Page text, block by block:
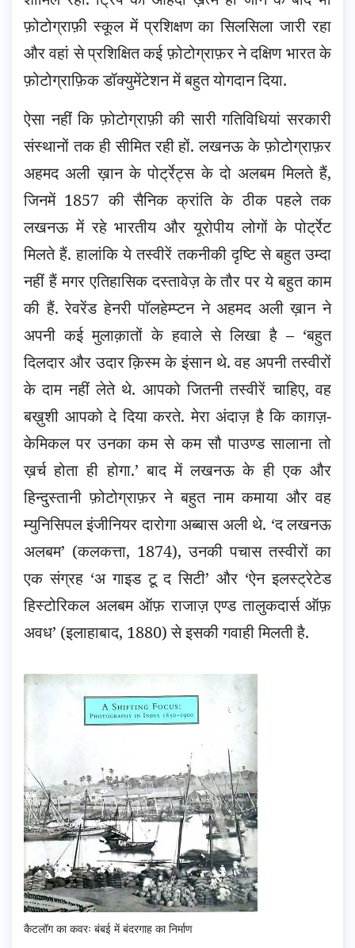
फ़ोटोग्राफ़ी स्कूल में प्रशिक्षण का सिलसिला जारी रहा
और वहां से प्रशिक्षित कई फ़ोटोग्राफ़र ने दक्षिण भारत के
फ़ोटोग्राफ़िक डॉक्युमेंटेशन में बहुत योगदान दिया.
ऐसा नहीं कि फ़ोटोग्राफ़ी की सारी गतिविधियां सरकारी
संस्थानों तक ही सीमित रही हों. लखनऊ के फ़ोटोग्राफ़र
अहमद अली ख़ान के पोर्ट्रेट्स के दो अलबम मिलते हैं,
जिनमें 1857 की सैनिक क्रांति के ठीक पहले तक
लखनऊ में रहे भारतीय और यूरोपीय लोगों के पोर्ट्रेट
मिलते हैं. हालांकि ये तस्वीरें तकनीकी दृष्टि से बहुत उम्दा
नहीं हैं मगर एतिहासिक दस्तावेज़ के तौर पर ये बहुत काम
की हैं. रेवरेंड हेनरी पॉलहेम्प्टन ने अहमद अली ख़ान ने
अपनी कई मुलाक़ातों के हवाले से लिखा है – ‘बहुत
दिलदार और उदार क़िस्म के इंसान थे. वह अपनी तस्वीरों
के दाम नहीं लेते थे. आपको जितनी तस्वीरें चाहिए, वह
बख़ुशी आपको दे दिया करते. मेरा अंदाज़ है कि काग़ज़-
केमिकल पर उनका कम से कम सौ पाउण्ड सालाना तो
ख़र्च होता ही होगा.’ बाद में लखनऊ के ही एक और
हिन्दुस्तानी फ़ोटोग्राफ़र ने बहुत नाम कमाया और वह
म्युनिसिपल इंजीनियर दारोगा अब्बास अली थे. ‘द लखनऊ
अलबम’ (कलकत्ता, 1874), उनकी पचास तस्वीरों का
एक संग्रह ‘अ गाइड टू द सिटी’ और ‘ऐन इलस्ट्रेटेड
हिस्टोरिकल अलबम ऑफ़ राजाज़ एण्ड तालुकदार्स ऑफ़
अवध’ (इलाहाबाद, 1880) से इसकी गवाही मिलती है.
कैटलॉग का कवरः बंबई में बंदरगाह का निर्माण